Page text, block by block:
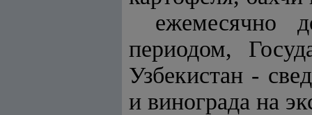
ежемесячно
периодом,
Узбекистан -
и винограда на